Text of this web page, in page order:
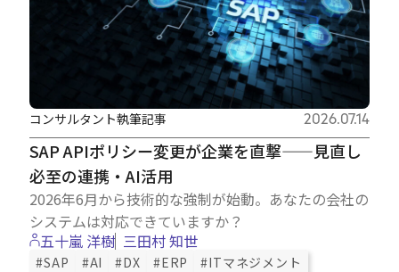
SAP APIポリシー変更が企業を直撃——見直し
必至の連携・AI活用
2026年6月から技術的な強制が始動。あなたの会社の
システムは対応できていますか？
コンサルタント執筆記事 2026.07.14
五十嵐 洋樹 三田村 知世
#SAP #AI #DX #ERP #ITマネジメント